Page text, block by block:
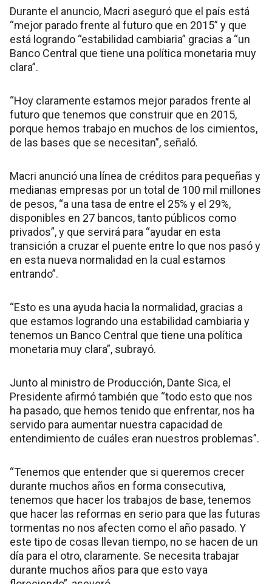
Durante el anuncio, Macri aseguró que el país está
“mejor parado frente al futuro que en 2015” y que
está logrando “estabilidad cambiaria” gracias a “un
Banco Central que tiene una política monetaria muy
clara”.
“Hoy claramente estamos mejor parados frente al
futuro que tenemos que construir que en 2015,
porque hemos trabajo en muchos de los cimientos,
de las bases que se necesitan”, señaló.
Macri anunció una línea de créditos para pequeñas y
medianas empresas por un total de 100 mil millones
de pesos, “a una tasa de entre el 25% y el 29%,
disponibles en 27 bancos, tanto públicos como
privados”, y que servirá para “ayudar en esta
transición a cruzar el puente entre lo que nos pasó y
en esta nueva normalidad en la cual estamos
entrando”.
“Esto es una ayuda hacia la normalidad, gracias a
que estamos logrando una estabilidad cambiaria y
tenemos un Banco Central que tiene una política
monetaria muy clara”, subrayó.
Junto al ministro de Producción, Dante Sica, el
Presidente afirmó también que “todo esto que nos
ha pasado, que hemos tenido que enfrentar, nos ha
servido para aumentar nuestra capacidad de
entendimiento de cuáles eran nuestros problemas”.
“Tenemos que entender que si queremos crecer
durante muchos años en forma consecutiva,
tenemos que hacer los trabajos de base, tenemos
que hacer las reformas en serio para que las futuras
tormentas no nos afecten como el año pasado. Y
este tipo de cosas llevan tiempo, no se hacen de un
día para el otro, claramente. Se necesita trabajar
durante muchos años para que esto vaya